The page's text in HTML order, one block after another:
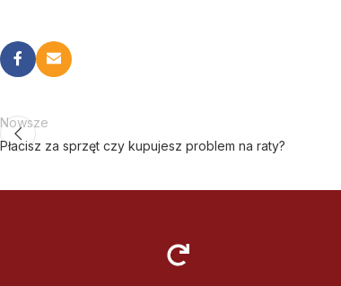
Nowsze
Płacisz za sprzęt czy kupujesz problem na raty?